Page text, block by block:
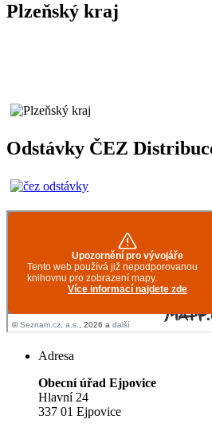
Plzeňský kraj
Odstávky ČEZ
Adresa
Obecní úřad Ejpovice
Hlavní 24
337 01 Ejpovice